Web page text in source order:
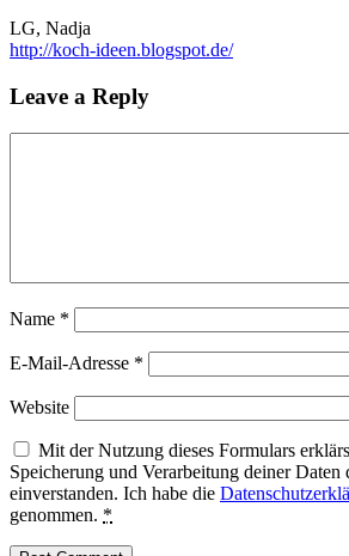
LG, Nadja
http://koch-ideen.blogspot.de/
Leave a Reply
Name *
E-Mail-Adresse *
Website
Mit der Nutzung dieses Formulars
Speicherung und Verarbeitung deiner Daten
einverstanden. Ich habe die
genommen. *